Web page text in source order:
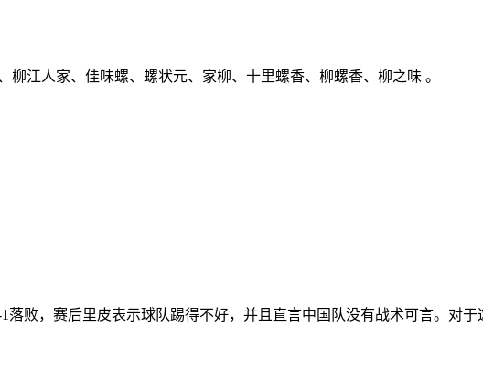
江人家、佳味螺、螺状元、家柳、十里螺香、柳螺香、柳之味 。
败，赛后里皮表示球队踢得不好，并且直言中国队没有战术可言。对